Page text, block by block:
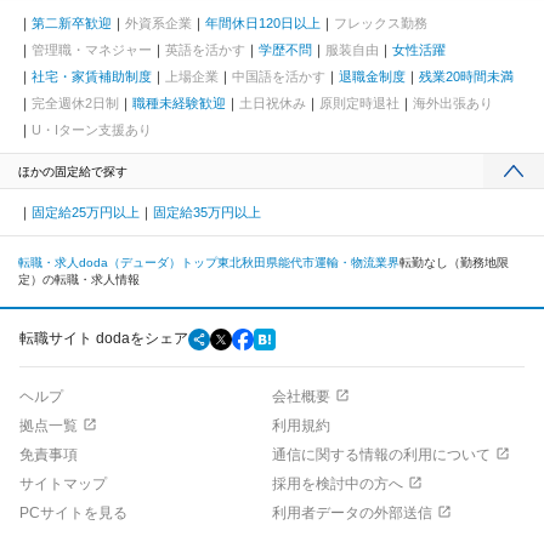
第二新卒歓迎 外資系企業 年間休日120日以上
フレックス勤務
管理職・マネジャー
英語を活かす 学歴不問 服装自由
女性活躍
社宅・家賃補助制度
上場企業 中国語を活かす 退職金制度
残業20時間未満
完全週休2日制
職種未経験歓迎 土日祝休み 原則定時退社
海外出張あり
U・Iターン支援あり
ほかの固定給で探す
固定給25万円以上 固定給35万円以上
転職・求人doda（デューダ）トップ東北秋田県能代市運輸・物流業界転勤なし（勤務地限
定）の転職・求人情報
転職サイト dodaをシェア
ヘルプ
会社概要
拠点一覧
利用規約
免責事項
通信に関する情報の利用について
サイトマップ
採用を検討中の方へ
PCサイトを見る
利用者データの外部送信